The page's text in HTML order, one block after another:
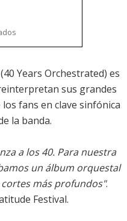
(40 Years Orchestrated) es
sus grandes
fans en clave sinfónica
la banda.
a los 40. Para nuestra
un álbum orquestal
más profundos".
Festival.